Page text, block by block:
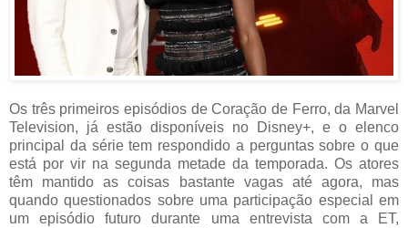
Os três primeiros episódios de Coração de Ferro, da Marvel
Television, já estão disponíveis no Disney+, e o elenco
principal da série tem respondido a perguntas sobre o que
está por vir na segunda metade da temporada. Os atores
têm mantido as coisas bastante vagas até agora, mas
quando questionados sobre uma participação especial em
um episódio futuro durante uma entrevista com a ET,